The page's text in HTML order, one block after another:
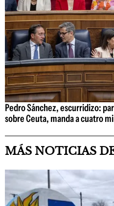
Pedro Sánchez, escurridizo:
sobre Ceuta, manda a cuatro
MÁS NOTICIAS